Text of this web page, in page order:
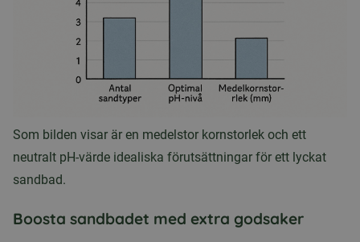
Som bilden visar är en medelstor kornstorlek och ett
neutralt pH-värde idealiska förutsättningar för ett lyckat
sandbad.
Boosta sandbadet med extra godsaker